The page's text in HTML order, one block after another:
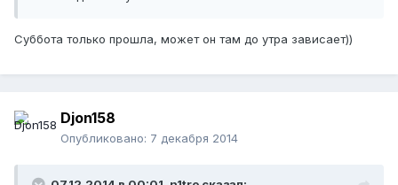
Суббота только прошла, может он там до утра зависает))
Djon158
Опубликовано: 7 декабря 2014